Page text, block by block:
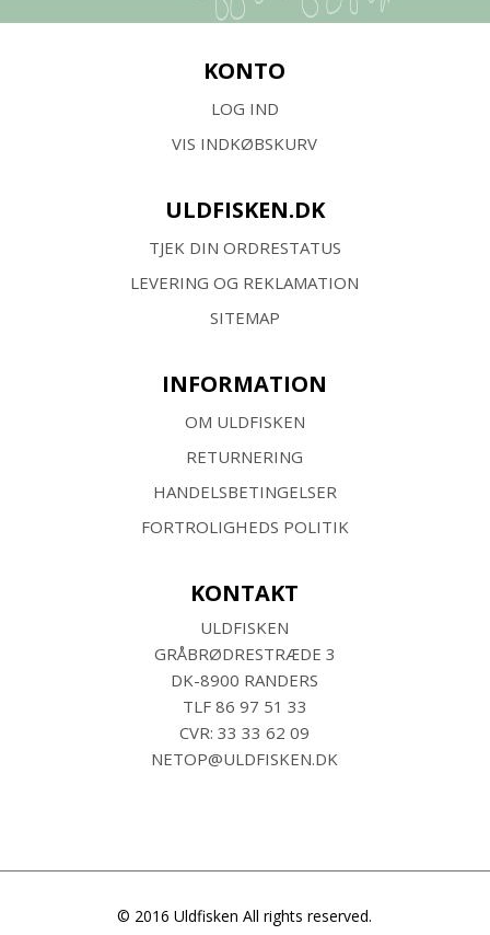
KONTO
LOG IND
VIS INDKØBSKURV
ULDFISKEN.DK
TJEK DIN ORDRESTATUS
LEVERING OG REKLAMATION
SITEMAP
INFORMATION
OM ULDFISKEN
RETURNERING
HANDELSBETINGELSER
FORTROLIGHEDS POLITIK
KONTAKT
ULDFISKEN
GRÅBRØDRESTRÆDE 3
DK-8900 RANDERS
TLF 86 97 51 33
CVR: 33 33 62 09
NETOP@ULDFISKEN.DK
© 2016 Uldfisken All rights reserved.